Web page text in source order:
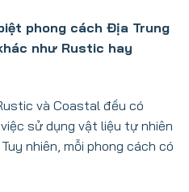
phong cách Địa Trung
như Rustic hay
và Coastal đều có
sử dụng vật liệu tự nhiên
nhiên, mỗi phong cách có